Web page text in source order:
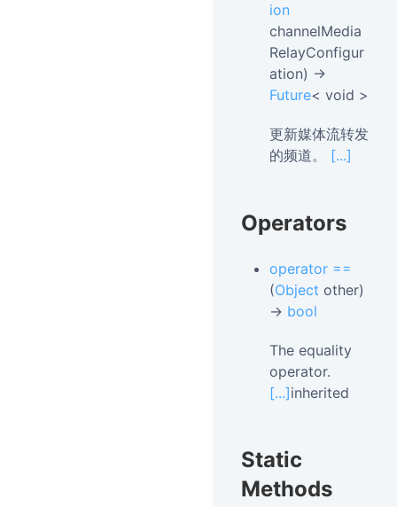
ion
channelMedia
RelayConfigur
ation) →
Future< void >
更新媒体流转发
的频道。 [...]
Operators
operator ==
(Object other)
→ bool
The equality
operator.
[...]inherited
Static
Methods